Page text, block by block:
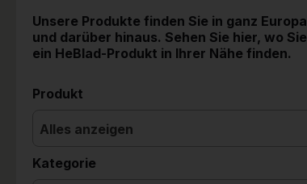
Unsere Produkte finden Sie in ganz Europa
und darüber hinaus. Sehen Sie hier, wo Sie
ein HeBlad-Produkt in Ihrer Nähe finden.
Produkt
Alles anzeigen
Kategorie